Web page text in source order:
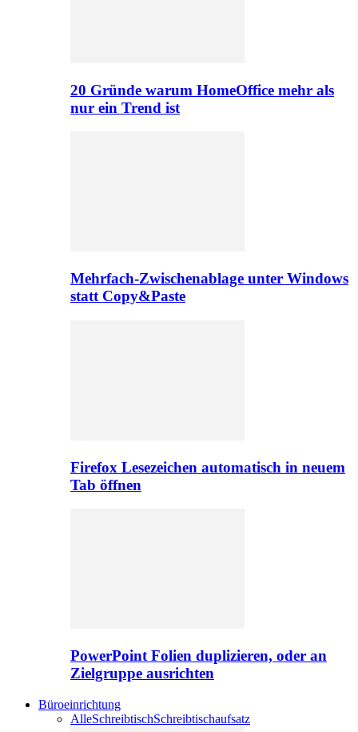
20 Gründe warum HomeOffice mehr als
nur ein Trend ist
Mehrfach-Zwischenablage unter Windows
statt Copy&Paste
Firefox Lesezeichen automatisch in neuem
Tab öffnen
PowerPoint Folien duplizieren, oder an
Zielgruppe ausrichten
Büroeinrichtung
AlleSchreibtischSchreibtischaufsatz